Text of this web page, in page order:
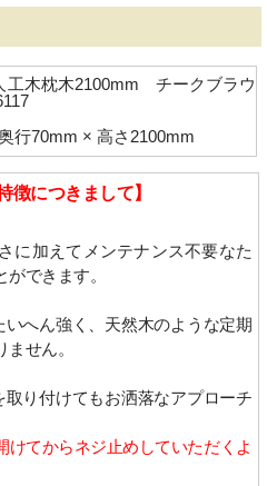
工木枕木2100mm チークブラウ
行70mm × 高さ2100mm
徴につきまして】
に加えてメンテナンス不要なた
できます。
へん強く、天然木のような定期
せん。
り付けてもお洒落なアプローチ
てからネジ止めしていただくよ